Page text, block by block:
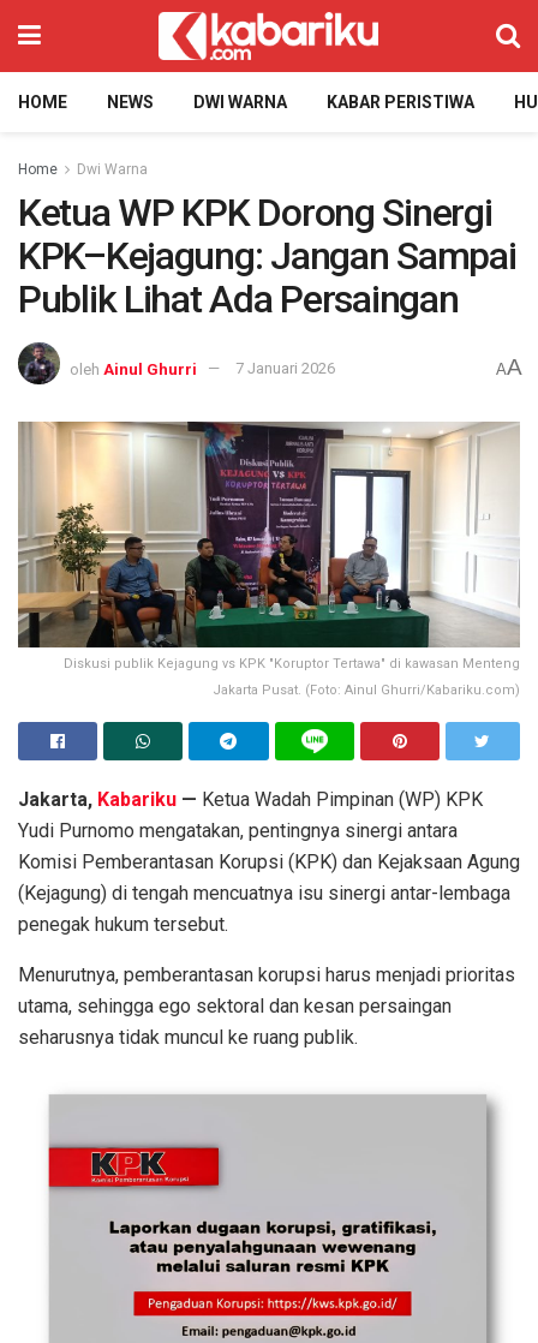
HOME NEWS DWI WARNA KABAR PERISTIWA
Home Dwi Warna
Ketua WP KPK Dorong Sinergi
KPK–Kejagung: Jangan Sampai
Publik Lihat Ada Persaingan
oleh Ainul Ghurri 7 Januari 2026 AA
Diskusi publik Kejagung vs KPK "Koruptor Tertawa" di kawasan Menteng
Jakarta Pusat. (Foto: Ainul Ghurri/Kabariku.com)
Jakarta, Kabariku — Ketua Wadah Pimpinan (WP) KPK
Yudi Purnomo mengatakan, pentingnya sinergi antara
Komisi Pemberantasan Korupsi (KPK) dan Kejaksaan Agung
(Kejagung) di tengah mencuatnya isu sinergi antar-lembaga
penegak hukum tersebut.
Menurutnya, pemberantasan korupsi harus menjadi prioritas
utama, sehingga ego sektoral dan kesan persaingan
seharusnya tidak muncul ke ruang publik.